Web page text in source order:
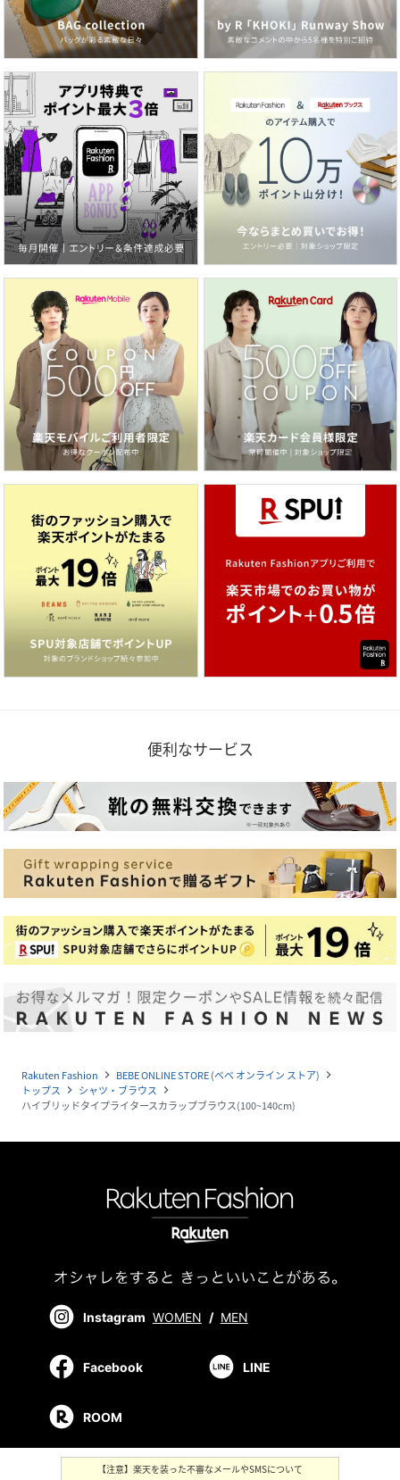
便利なサービス
Rakuten Fashion navigate_next BEBE ONLINE STORE (ベベ オンライン ストア) navigate_next
トップス navigate_next シャツ・ブラウス navigate_next
ハイブリッドタイプライタースカラップブラウス(100~140cm)
Instagram WOMEN / MEN
Facebook LINE
ROOM
【注意】楽天を装った不審なメールやSMSについて